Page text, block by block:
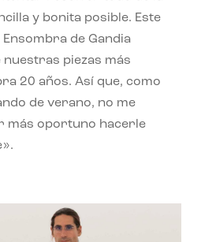
y bonita posible. Este
de Gandia
nuestras piezas más
20 años. Así que, como
de verano, no me
más oportuno hacerle